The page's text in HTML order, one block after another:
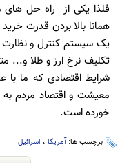
فلذا یکی از راه حل های
همانا بالا بردن قدرت
یک سیستم کنترل و نظارت
تکلیف نرخ ارز و طلا و...
شرایط اقتصادی که ما با
معیشت و اقتصاد مردم
خورده است.
برچسب ها:آمریکا ، اسرائیل